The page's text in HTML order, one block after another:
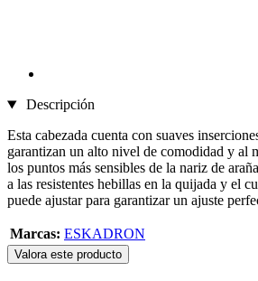
Descripción
Esta cabezada cuenta con suaves
garantizan un alto nivel de comodidad y al
los puntos más sensibles de la nariz de
a las resistentes hebillas en la quijada y el
puede ajustar para garantizar un ajuste
Marcas: ESKADRON
Valora este producto